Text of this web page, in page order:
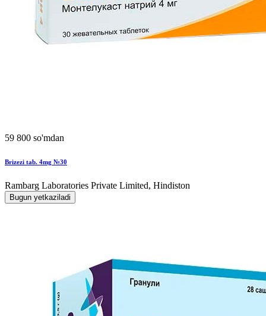
59 800 so'mdan
Brizezi tab. 4mg №30
Rambarg Laboratories Private Limited, Hindiston
Bugun yetkaziladi